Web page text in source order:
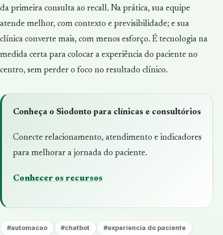
da primeira consulta ao recall. Na prática, sua equipe
atende melhor, com contexto e previsibilidade; e sua
clínica converte mais, com menos esforço. É tecnologia na
medida certa para colocar a experiência do paciente no
centro, sem perder o foco no resultado clínico.
Conheça o Siodonto para clínicas e consultórios
Conecte relacionamento, atendimento e indicadores
para melhorar a jornada do paciente.
Conhecer os recursos
#automacao #chatbot #experiencia do paciente